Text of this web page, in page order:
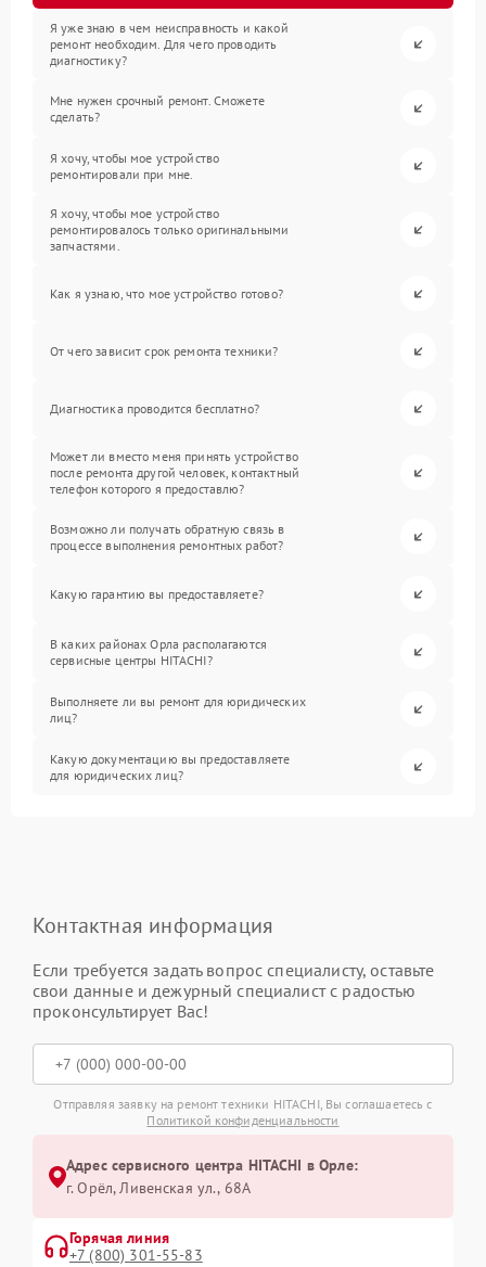
Я уже знаю в чем неисправность и какой
ремонт необходим. Для чего проводить
диагностику?
Мне нужен срочный ремонт. Сможете
сделать?
Я хочу, чтобы мое устройство
ремонтировали при мне.
Я хочу, чтобы мое устройство
ремонтировалось только оригинальными
запчастями.
Как я узнаю, что мое устройство готово?
От чего зависит срок ремонта техники?
Диагностика проводится бесплатно?
Может ли вместо меня принять устройство
после ремонта другой человек, контактный
телефон которого я предоставлю?
Возможно ли получать обратную связь в
процессе выполнения ремонтных работ?
Какую гарантию вы предоставляете?
В каких районах Орла располагаются
сервисные центры HITACHI?
Выполняете ли вы ремонт для юридических
лиц?
Какую документацию вы предоставляете
для юридических лиц?
Контактная информация
Если требуется задать вопрос специалисту, оставьте
свои данные и дежурный специалист с радостью
проконсультирует Вас!
Отправляя заявку на ремонт техники HITACHI, Вы соглашаетесь с
Политикой конфиденциальности
Адрес сервисного центра HITACHI в Орле:
г. Орёл, Ливенская ул., 68А
Горячая линия
+7 (800) 301-55-83